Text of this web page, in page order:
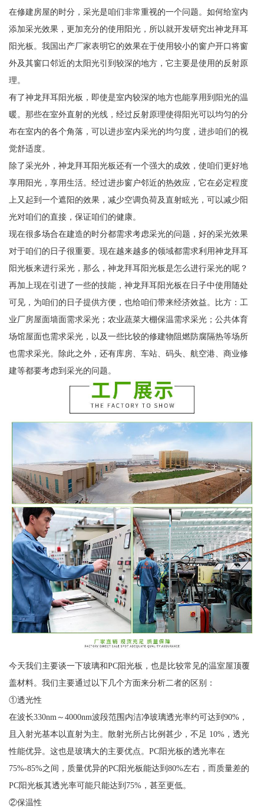
在修建房屋的时分，采光是咱们非常重视的一个问题。如何给室内
添加采光效果，更加充分的使用阳光，所以就开发研究出神龙拜耳
阳光板。我国出产厂家表明它的效果在于使用较小的窗户开口将窗
外及其窗口邻近的太阳光引到较深的地方，它主要是使用的反射原
理。
有了神龙拜耳阳光板，即使是室内较深的地方也能享用到阳光的温
暖。那些在室外直射的光线，经过反射原理使得阳光可以均匀的分
布在室内的各个角落，可以进步室内采光的均匀度，进步咱们的视
觉舒适度。
除了采光外，神龙拜耳阳光板还有一个强大的成效，使咱们更好地
享用阳光，享用生活。经过进步窗户邻近的热效应，它在必定程度
上又起到一个遮阳的效果，减少空调负荷及直射眩光，可以减少阳
光对咱们的直接，保证咱们的健康。
现在很多场合在建造的时分都需求考虑采光的问题，好的采光效果
对于咱们的日子很重要。现在越来越多的领域都需求利用神龙拜耳
阳光板来进行采光，那么，神龙拜耳阳光板是怎么进行采光的呢？
再加上现在引进了一些的技能，神龙拜耳阳光板在日子中使用随处
可见，为咱们的日子提供方便，也给咱们带来经济效益。比方：工
业厂房屋面墙面需求采光；农业蔬菜大棚保温需求采光；公共体育
场馆屋面也需求采光，以及一些比较的修建物阻燃防腐隔热等场所
也需求采光。除此之外，还有库房、车站、码头、航空港、商业修
建等都要考虑到采光的问题。
今天我们主要谈一下玻璃和PC阳光板，也是比较常见的温室屋顶覆
盖材料。我们主要通过以下几个方面来分析二者的区别：
①透光性
在波长330nm～4000nm波段范围内洁净玻璃透光率约可达到90%，
且入射光基本以直射为主。散射光所占比例甚少，不足 10%，透光
性能优异。这也是玻璃大的主要优点。PC阳光板的透光率在
75%-85%之间，质量优异的PC阳光板能达到80%左右，而质量差的
PC阳光板其透光率可能只能达到75%，甚至更低。
②保温性